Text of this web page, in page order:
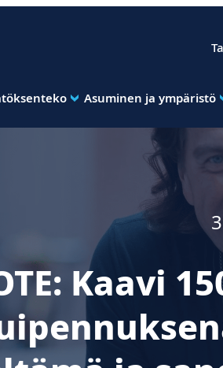
Asuminen ja ympäristö
Kaavi